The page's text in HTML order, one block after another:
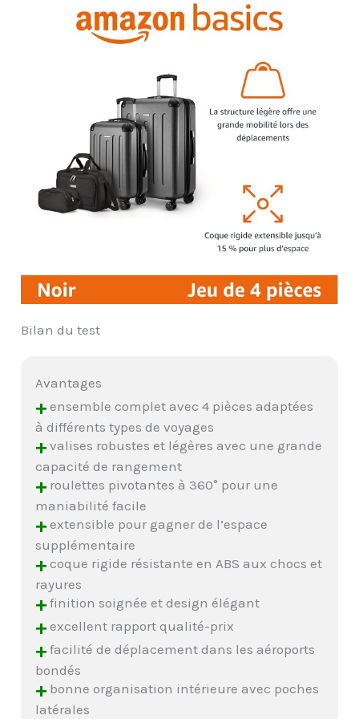
Bilan du test
Avantages
+ ensemble complet avec 4 pièces adaptées
à différents types de voyages
+ valises robustes et légères avec une grande
capacité de rangement
+ roulettes pivotantes à 360° pour une
maniabilité facile
+ extensible pour gagner de l’espace
supplémentaire
+ coque rigide résistante en ABS aux chocs et
rayures
+ finition soignée et design élégant
+ excellent rapport qualité-prix
+ facilité de déplacement dans les aéroports
bondés
+ bonne organisation intérieure avec poches
latérales